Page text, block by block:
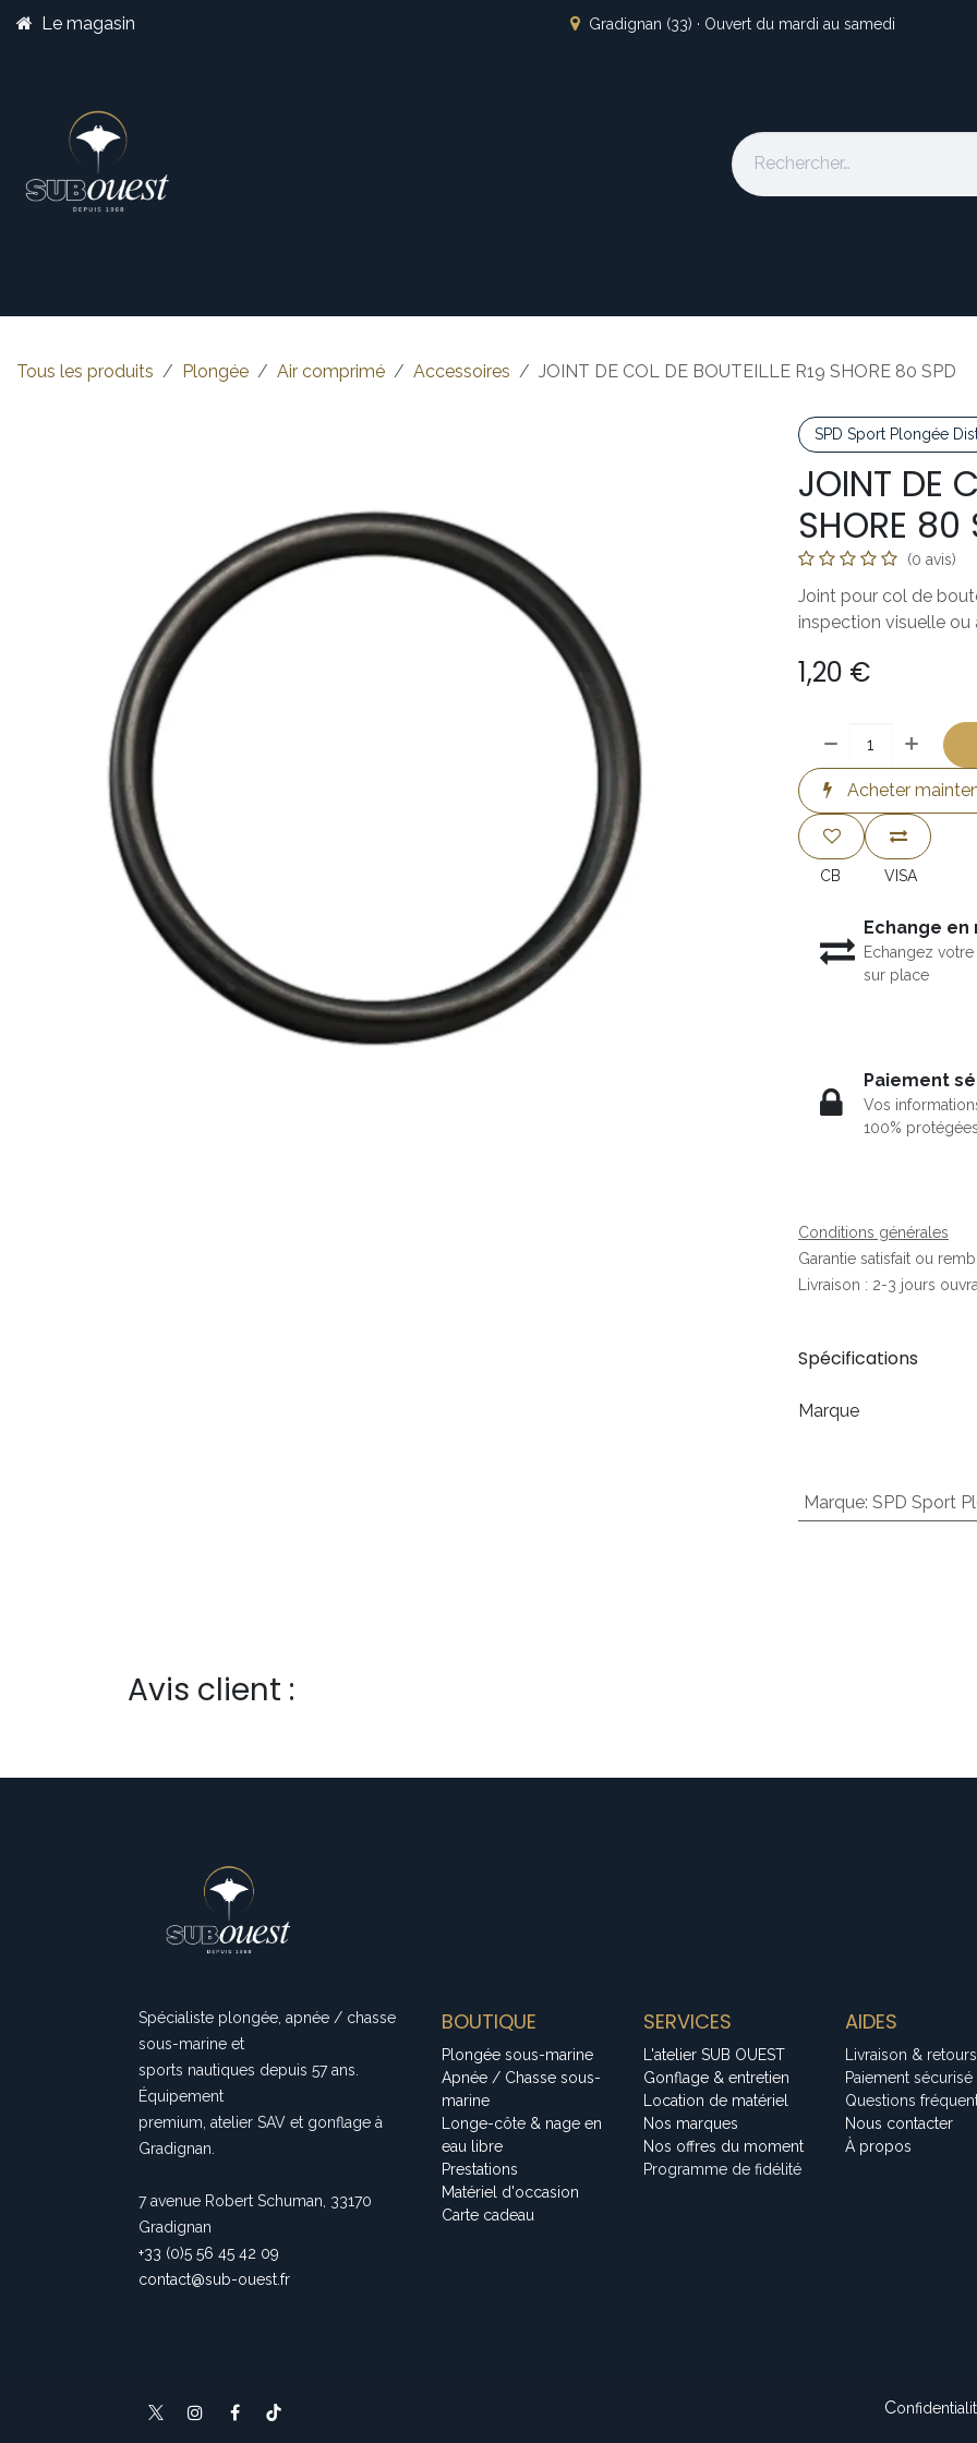
Se rendre au contenu
Le magasin Gradignan (33) · Ouvert du mardi au samedi
Tous les produits Plongée Air comprimé Accessoires JOINT DE COL DE BOUTEILLE R19 SHORE 80 SPD
SPD Sport Plongée
JOINT DE
SHORE 80
(0 avis)
Joint pour col de
inspection visuelle ou
1,20 €
Acheter
CB VISA
Echange en
Echangez votre
sur place
Paiement
Vos
100% protégées
Conditions générales
Garantie satisfait ou
Livraison : 2-3 jours
Spécifications
Marque
Marque: SPD Sport
Avis client :
Spécialiste plongée, apnée / chasse
sous-marine et
sports nautiques depuis 57 ans.
Équipement
premium, atelier SAV et gonflage à
Gradignan.
7 avenue Robert Schuman, 33170
Gradignan
+33 (0)5 56 45 42 09
contact@sub-ouest.fr
BOUTIQUE
Plongée sous-marine
Apnée / Chasse sous-
marine
Longe-côte & nage en
eau libre
Prestations
Matériel d'occasion
Carte cadeau
SERVICES
L'atelier SUB OUEST
Gonflage & entretien
Location de matériel
Nos marques
Nos offres du moment
Programme de fidélité
AIDES
Livraison & retours
Paiement sécurisé
Questions
Nous contacter
À propos
C